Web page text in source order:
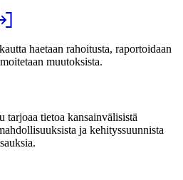
haetaan rahoitusta, raportoidaan
muutoksista.
tietoa kansainvälisistä
ja kehityssuunnista